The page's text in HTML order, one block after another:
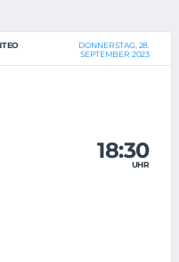
DONNERSTAG, 28.
SEPTEMBER 2023
18:30
UHR